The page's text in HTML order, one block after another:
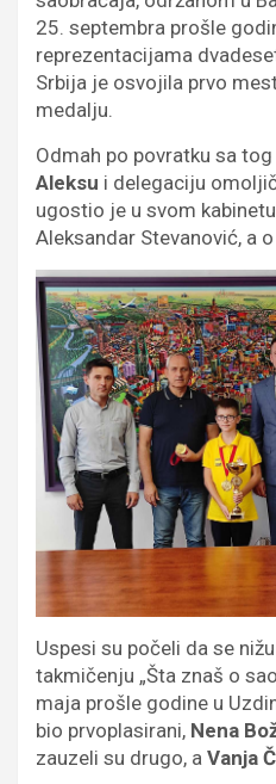
25. septembra prošle
reprezentacijama
Srbija je osvojila prvo
medalju.
Odmah po povratku sa
Aleksu i delegaciju
ugostio je u svom
Aleksandar Stevanović, a
Uspesi su počeli da se
takmičenju „Šta znaš o
maja prošle godine u
bio prvoplasirani, Nena
zauzeli su drugo, a Vanja